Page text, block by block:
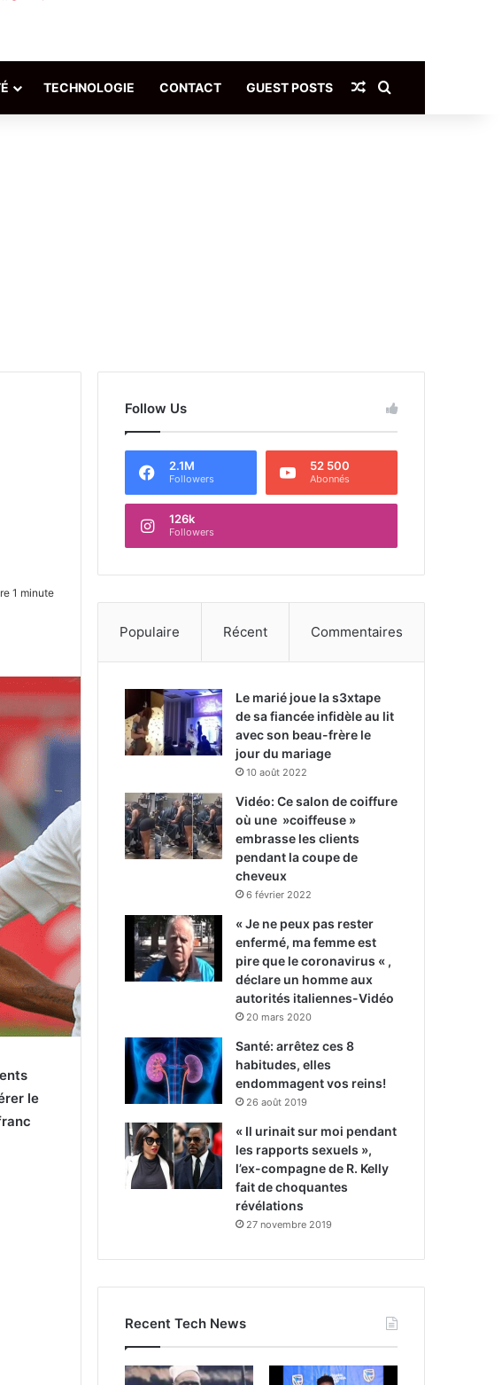
TECHNOLOGIE CONTACT GUEST POSTS Article Aléatoire
1 minute
le
Follow Us
2.1M
Followers
52 500
Abonnés
126k
Followers
Populaire Récent Commentaires
Le marié joue la s3xtape
de sa fiancée infidèle au lit
avec son beau-frère le
jour du mariage
10 août 2022
Vidéo: Ce salon de coiffure
où une »coiffeuse »
embrasse les clients
pendant la coupe de
cheveux
6 février 2022
« Je ne peux pas rester
enfermé, ma femme est
pire que le coronavirus « ,
déclare un homme aux
autorités italiennes-Vidéo
20 mars 2020
Santé: arrêtez ces 8
habitudes, elles
endommagent vos reins!
26 août 2019
« Il urinait sur moi pendant
les rapports sexuels »,
l’ex-compagne de R. Kelly
fait de choquantes
révélations
27 novembre 2019
Recent Tech News